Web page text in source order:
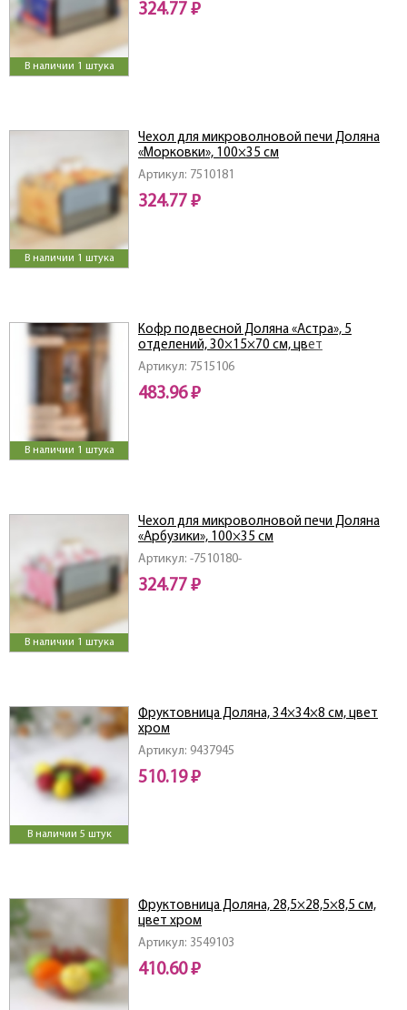
В наличии 1 штука
324.77 ₽
В наличии 1 штука
Артикул: 7510181
Чехол для микроволновой печи Доляна
«Морковки», 100×35 см
324.77 ₽
В наличии 1 штука
Артикул: 7515106
Кофр подвесной Доляна «Астра», 5
отделений, 30×15×70 см, цвет
коричневый
483.96 ₽
В наличии 1 штука
Артикул: -7510180-
Чехол для микроволновой печи Доляна
«Арбузики», 100×35 см
324.77 ₽
В наличии 5 штук
Артикул: 9437945
Фруктовница Доляна, 34×34×8 см, цвет
хром
510.19 ₽
Артикул: 3549103
Фруктовница Доляна, 28,5×28,5×8,5 см,
цвет хром
410.60 ₽